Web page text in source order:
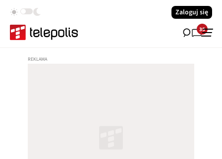
Zaloguj się
35